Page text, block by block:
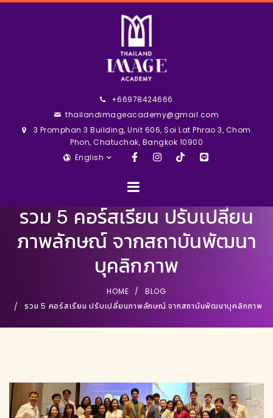
+66978424666
thailandimageacademy@gmail.com
3 Promphan 3 Building, Unit 606, Soi Lat Phrao 3, Chom
Phon, Chatuchak, Bangkok 10900
English
รวม 5 คอร์สเรียน ปรับเปลี่ยน
ภาพลักษณ์ จากสถาบันพัฒนา
บุคลิกภาพ
HOME
BLOG
รวม 5 คอร์สเรียน ปรับเปลี่ยนภาพลักษณ์ จากสถาบันพัฒนาบุคลิกภาพ